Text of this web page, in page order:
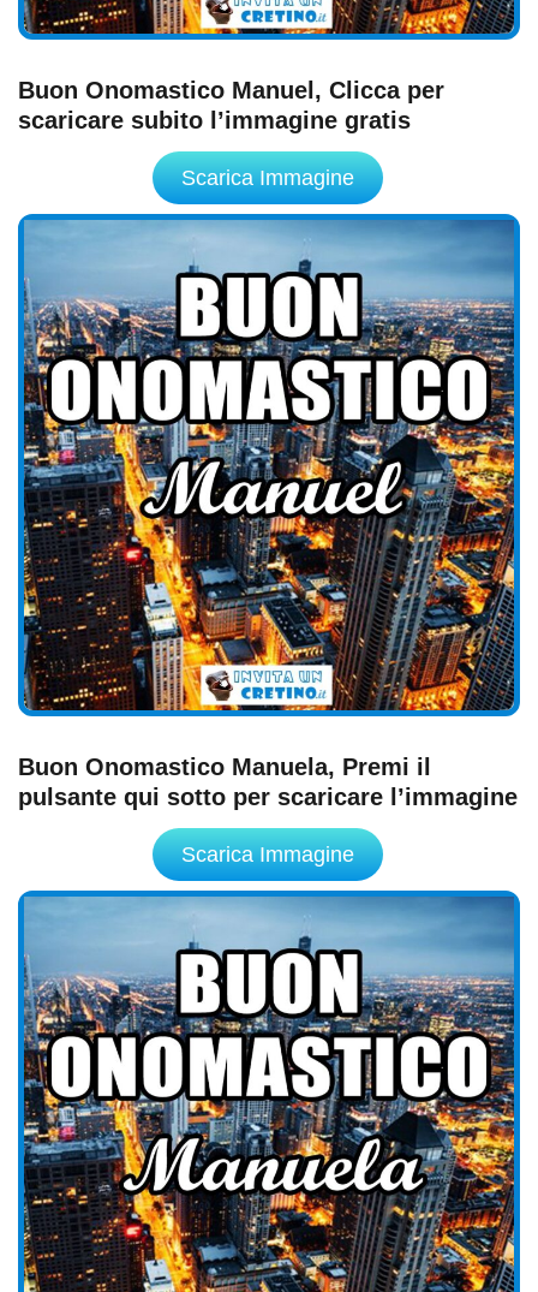
Buon Onomastico Manuel, Clicca per
scaricare subito l’immagine gratis
Scarica Immagine
Buon Onomastico Manuela, Premi il
pulsante qui sotto per scaricare l’immagine
Scarica Immagine